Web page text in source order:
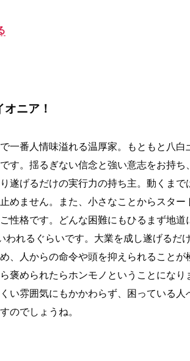
ニア！
一番人情味溢れる温厚家。もともと八白
す。揺るぎない信念と強い意志をお持ち
遂げるだけの実行力の持ち主。動くまで
めません。また、小さなことからスター
性格です。どんな困難にもひるまず地道
われるぐらいです。大業を成し遂げるだ
、人からの命令や頭を抑えられることが
褒められたらホンモノということになり
い雰囲気にもかかわらず、困っている人
のでしょうね。